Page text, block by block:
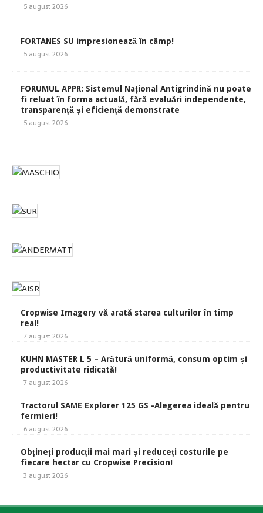
5 august 2026
FORTANES SU impresionează în câmp!
5 august 2026
FORUMUL APPR: Sistemul Național Antigrindină nu poate
fi reluat în forma actuală, fără evaluări independente,
transparență și eficiență demonstrate
5 august 2026
Cropwise Imagery vă arată starea culturilor în timp
real!
7 august 2026
KUHN MASTER L 5 – Arătură uniformă, consum optim și
productivitate ridicată!
7 august 2026
Tractorul SAME Explorer 125 GS -Alegerea ideală pentru
fermieri!
6 august 2026
Obțineți producții mai mari și reduceți costurile pe
fiecare hectar cu Cropwise Precision!
3 august 2026